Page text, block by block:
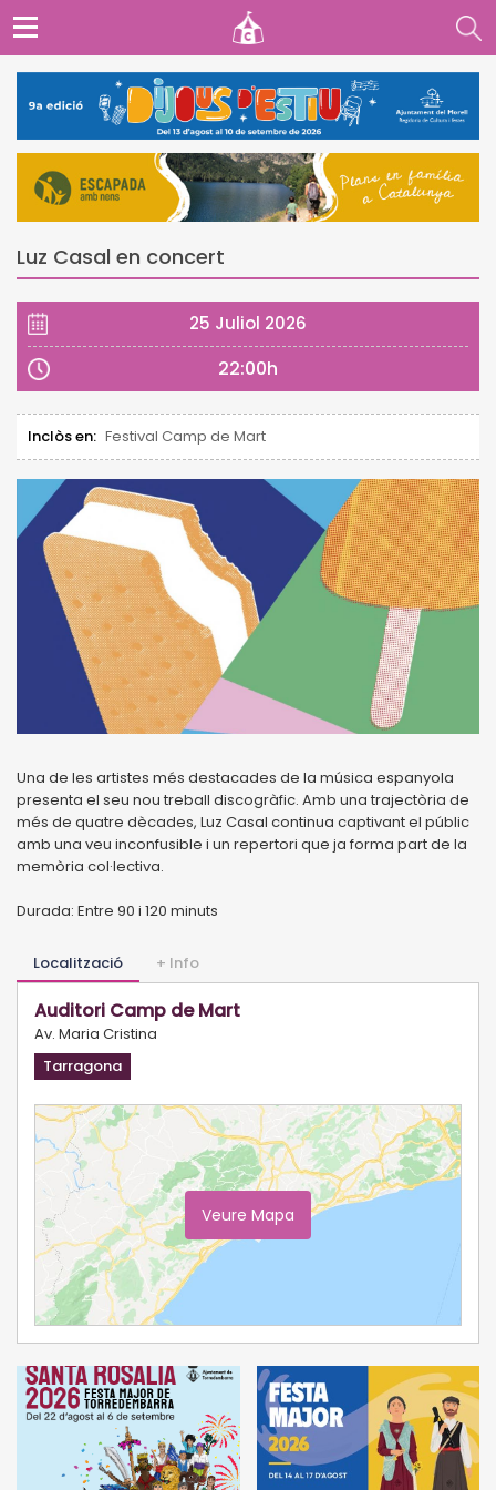
Luz Casal en concert
25 Juliol 2026
22:00h
Inclòs en: Festival Camp de Mart
Una de les artistes més destacades de la música espanyola
presenta el seu nou treball discogràfic. Amb una trajectòria de
més de quatre dècades, Luz Casal continua captivant el públic
amb una veu inconfusible i un repertori que ja forma part de la
memòria col·lectiva.
Durada: Entre 90 i 120 minuts
Localització + Info
Auditori Camp de Mart
Av. Maria Cristina
Tarragona
Veure Mapa